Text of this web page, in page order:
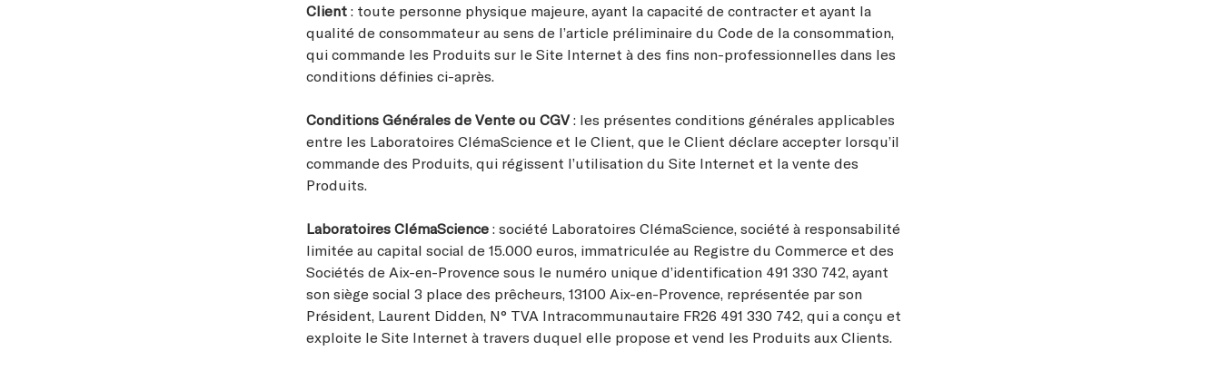
Client : toute personne physique majeure, ayant la capacité de contracter et ayant la
qualité de consommateur au sens de l’article préliminaire du Code de la consommation,
qui commande les Produits sur le Site Internet à des fins non-professionnelles dans les
conditions définies ci-après.
Conditions Générales de Vente ou CGV : les présentes conditions générales applicables
entre les Laboratoires ClémaScience et le Client, que le Client déclare accepter lorsqu’il
commande des Produits, qui régissent l’utilisation du Site Internet et la vente des
Produits.
Laboratoires ClémaScience : société Laboratoires ClémaScience, société à responsabilité
limitée au capital social de 15.000 euros, immatriculée au Registre du Commerce et des
Sociétés de Aix-en-Provence sous le numéro unique d’identification 491 330 742, ayant
son siège social 3 place des prêcheurs, 13100 Aix-en-Provence, représentée par son
Président, Laurent Didden, N° TVA Intracommunautaire FR26 491 330 742, qui a conçu et
exploite le Site Internet à travers duquel elle propose et vend les Produits aux Clients.